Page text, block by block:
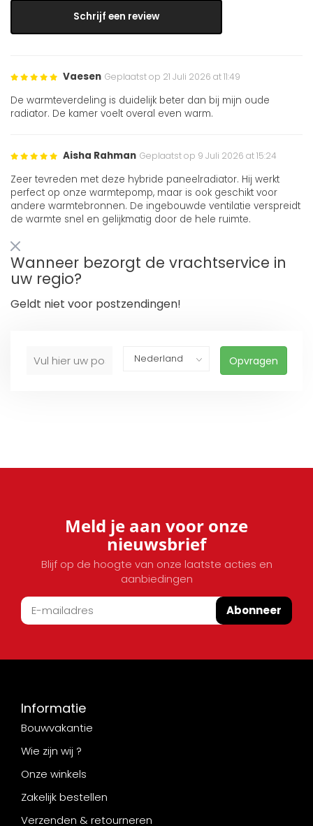
Schrijf een review
Vaesen Geplaatst op 21 Juli 2026 at 11:49
De warmteverdeling is duidelijk beter dan bij mijn oude
radiator. De kamer voelt overal even warm.
Aisha Rahman Geplaatst op 9 Juli 2026 at 15:24
Zeer tevreden met deze hybride paneelradiator. Hij werkt
perfect op onze warmtepomp, maar is ook geschikt voor
andere warmtebronnen. De ingebouwde ventilatie verspreidt
de warmte snel en gelijkmatig door de hele ruimte.
Wanneer bezorgt de vrachtservice in
uw regio?
Geldt niet voor postzendingen!
Opvragen
Meld je aan voor onze
nieuwsbrief
Blijf op de hoogte van onze laatste acties en
aanbiedingen
Abonneer
Informatie
Bouwvakantie
Wie zijn wij ?
Onze winkels
Zakelijk bestellen
Verzenden & retourneren